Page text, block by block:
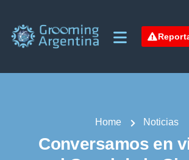
Home Noticias
Conversamos en